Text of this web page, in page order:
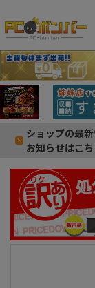
ショップの最
お知らせはこ